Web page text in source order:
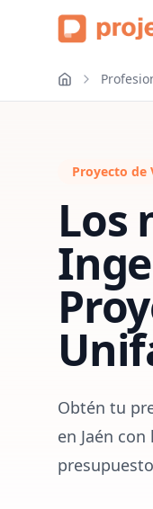
Proyecto de
Los
Obtén tu
en Jaén